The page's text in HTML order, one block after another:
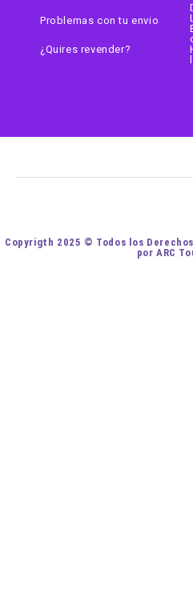
Problemas con tu envio
¿Quires revender?
Copyrigth 2025 © Todos los
por ARC